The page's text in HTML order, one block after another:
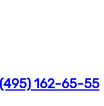
162-65-55